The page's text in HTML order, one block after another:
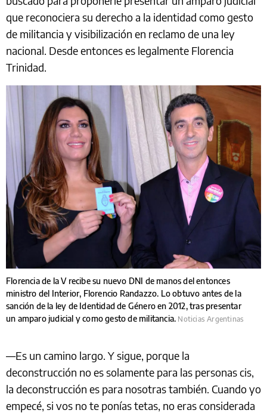
que reconociera su derecho a la identidad como gesto
de militancia y visibilización en reclamo de una ley
nacional. Desde entonces es legalmente Florencia
Trinidad.
Florencia de la V recibe su nuevo DNI de manos del entonces
ministro del Interior, Florencio Randazzo. Lo obtuvo antes de la
sanción de la ley de Identidad de Género en 2012, tras presentar
un amparo judicial y como gesto de militancia. Noticias Argentinas
—Es un camino largo. Y sigue, porque la
deconstrucción no es solamente para las personas cis,
la deconstrucción es para nosotras también. Cuando yo
empecé, si vos no te ponías tetas, no eras considerada